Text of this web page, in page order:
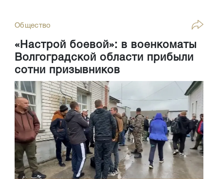
Общество
«Настрой боевой»: в военкоматы
Волгоградской области прибыли
сотни призывников